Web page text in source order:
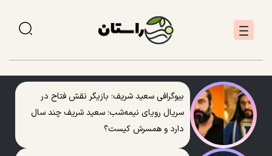
بیوگرافی سعید شریف؛ بازیگر نقش فتاح در
سریال رویای نیمه‌شب؛ سعید شریف چند سال
دارد و همسرش کیست؟